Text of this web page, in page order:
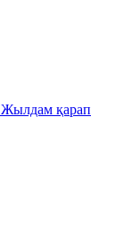
Жылдам қарап